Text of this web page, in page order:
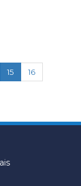
15(current)
16